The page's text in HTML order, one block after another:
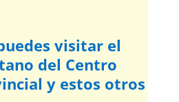
visitar el
del Centro
y estos otros